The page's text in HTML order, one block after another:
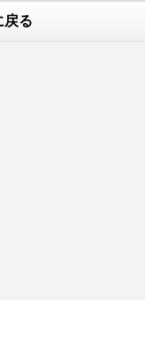
戻る